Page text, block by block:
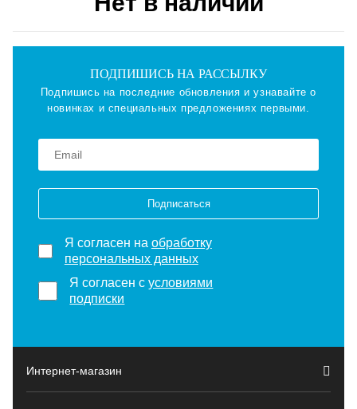
ПОДПИШИСЬ НА РАССЫЛКУ
Подпишись на последние обновления и узнавайте о
новинках и специальных предложениях первыми.
Подписаться
Я согласен на обработку
персональных данных
Я согласен сусловиями
подписки
Интернет-магазин